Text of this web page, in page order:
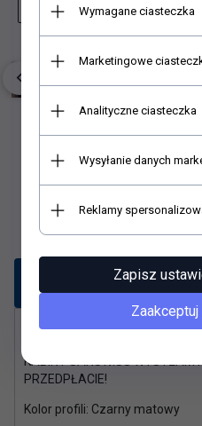
Zapytaj o produkt
Opis produktu
Kabiny Sanswiss wysyłamy
KABINY SANSWISS WYSYŁAMY
PRZEDPŁACIE!
Kolor profili: Czarny matowy
Wymagane ciasteczka
Marketingowe
Analityczne ciasteczka
Wysyłanie danych
Reklamy
Zapisz